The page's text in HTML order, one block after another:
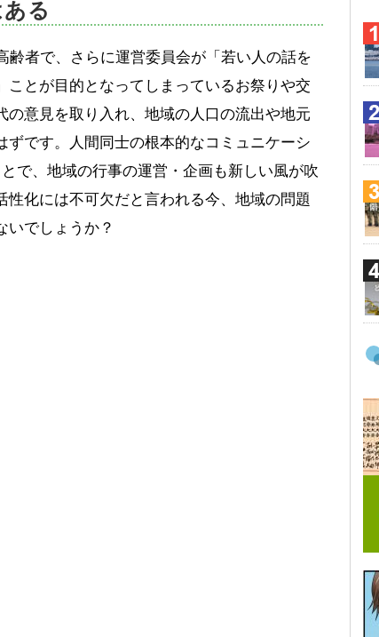
る
者で、さらに運営委員会が「若い人の話を
とが目的となってしまっているお祭りや交
意見を取り入れ、地域の人口の流出や地元
です。人間同士の根本的なコミュニケーシ
で、地域の行事の運営・企画も新しい風が吹
化には不可欠だと言われる今、地域の問題
いでしょうか？